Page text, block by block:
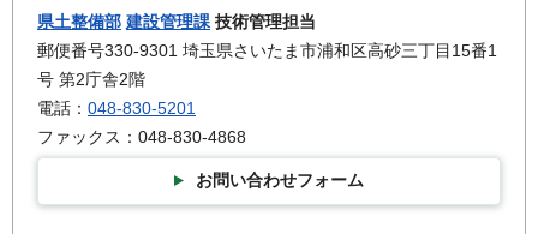
県土整備部 建設管理課 技術管理担当
郵便番号330-9301 埼玉県さいたま市浦和区高砂三丁目15番1
号 第2庁舎2階
電話： 048-830-5201
ファックス：048-830-4868
お問い合わせフォーム